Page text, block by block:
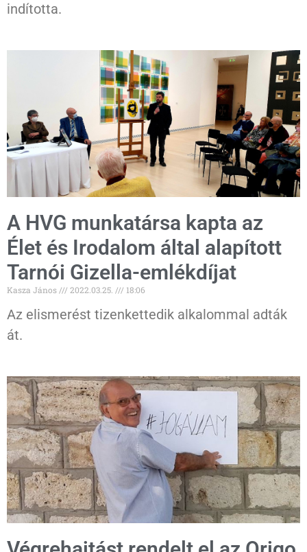
indította.
A HVG munkatársa kapta az
Élet és Irodalom által alapított
Tarnói Gizella-emlékdíjat
Kasza János 2022.03.25. 18:06
Az elismerést tizenkettedik alkalommal adták
át.